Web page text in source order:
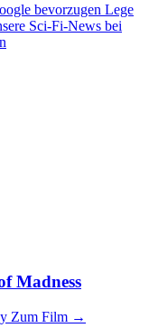
bevorzugen Lege
Sci-Fi-News bei
Madness
Zum Film →